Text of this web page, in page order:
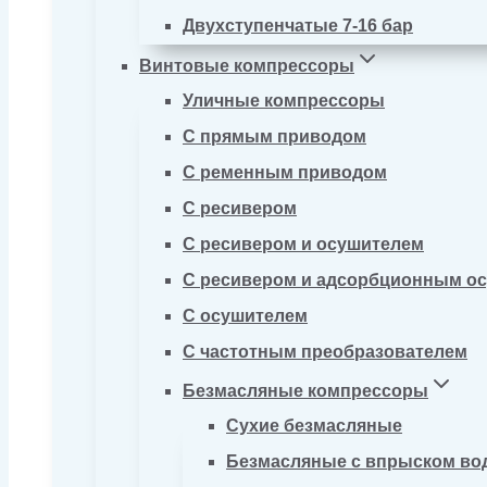
Двухступенчатые 7-16 бар
Винтовые компрессоры
Уличные компрессоры
С прямым приводом
С ременным приводом
С ресивером
С ресивером и осушителем
С ресивером и адсорбционным
С осушителем
С частотным преобразователем
Безмасляные компрессоры
Сухие безмасляные
Безмасляные с впрыском